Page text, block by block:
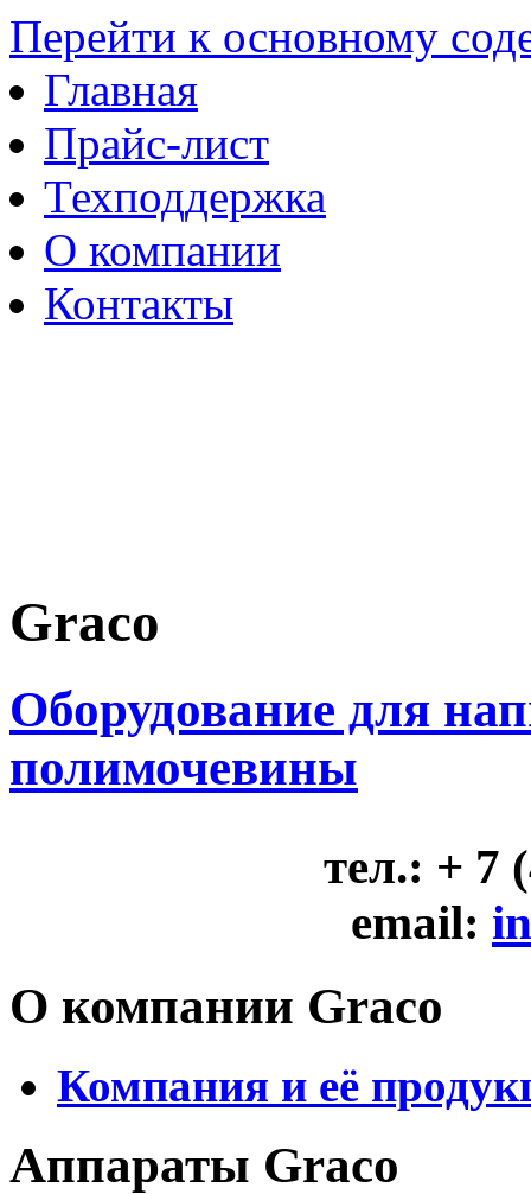
Перейти к основному
Главная
Прайс-лист
Техподдержка
О компании
Контакты
Graco
Оборудование для
полимочевины
тел.: + 7
email:
О компании Graсo
Компания и её
Аппараты Graco